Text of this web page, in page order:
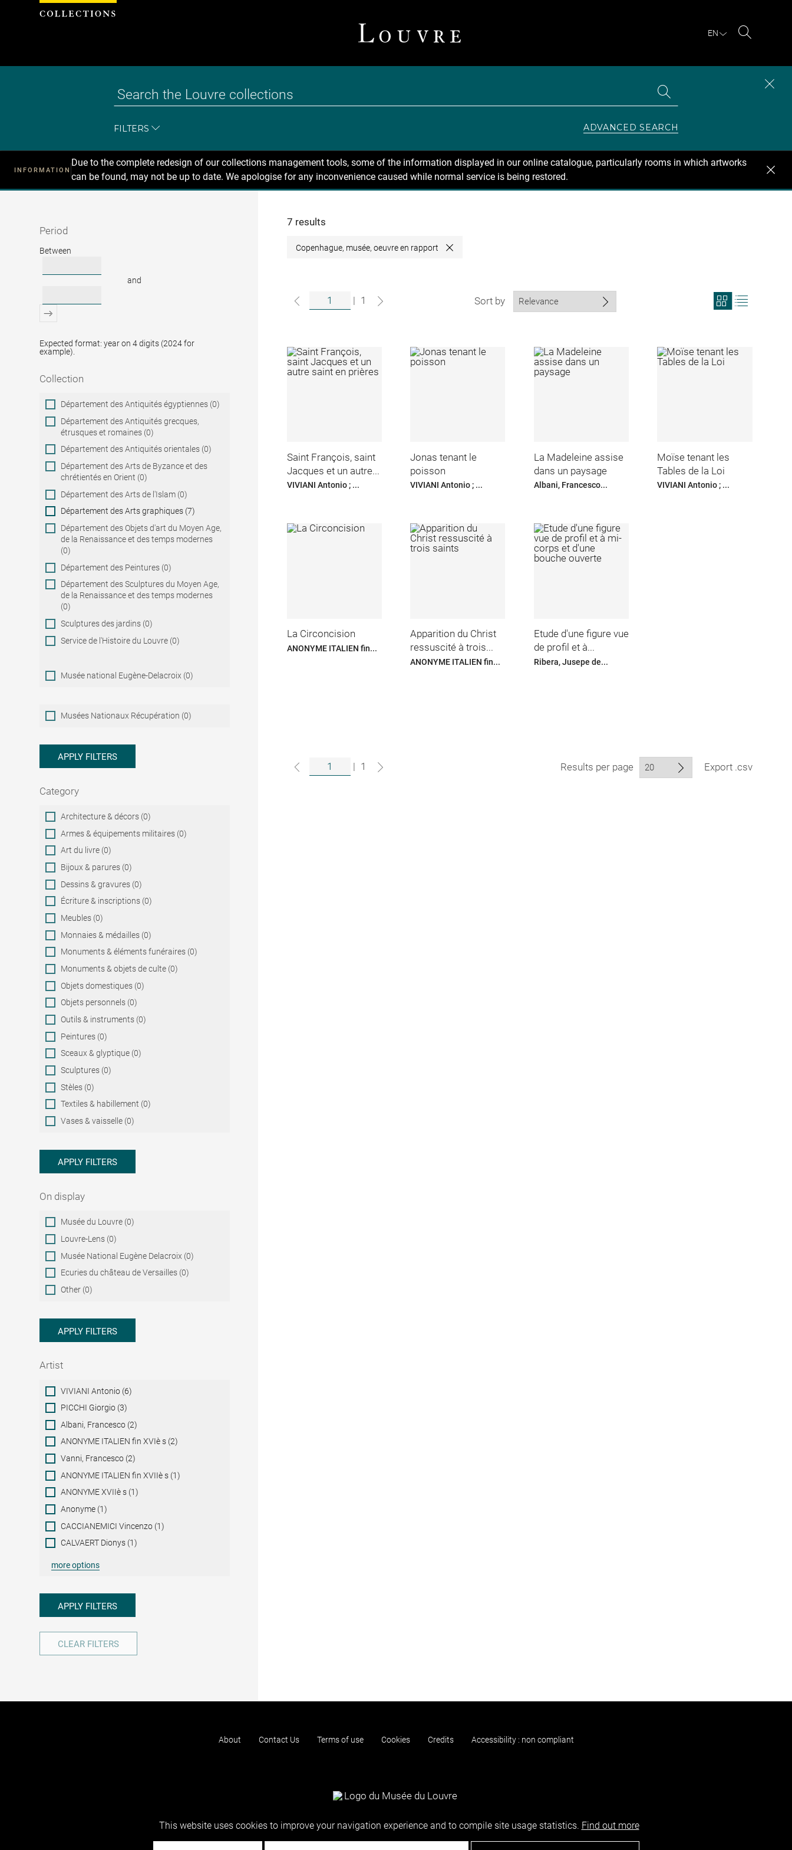
EN
FILTERS ADVANCED SEARCH
INFORMATION
Due to the complete redesign of our collections management tools, some of the information displayed in our online catalogue, particularly rooms in which artworks
can be found, may not be up to date. We apologise for any inconvenience caused while normal service is being restored.
Recherche
Period
Period
Between
and
Expected format: year on 4 digits (2024 for
example).
Collection
Collection
Département des Antiquités égyptiennes (0)
Département des Antiquités grecques,
étrusques et romaines (0)
Département des Antiquités orientales (0)
Département des Arts de Byzance et des
chrétientés en Orient (0)
Département des Arts de l'Islam (0)
Département des Arts graphiques (7)
Département des Objets d'art du Moyen Age,
de la Renaissance et des temps modernes
(0)
Département des Peintures (0)
Département des Sculptures du Moyen Age,
de la Renaissance et des temps modernes
(0)
Sculptures des jardins (0)
Service de l'Histoire du Louvre (0)
Musée national Eugène-Delacroix (0)
Musées
Nationaux
Musées Nationaux Récupération (0)
APPLY FILTERS
Category
Category
Architecture & décors (0)
Armes & équipements militaires (0)
Art du livre (0)
Bijoux & parures (0)
Dessins & gravures (0)
Écriture & inscriptions (0)
Meubles (0)
Monnaies & médailles (0)
Monuments & éléments funéraires (0)
Monuments & objets de culte (0)
Objets domestiques (0)
Objets personnels (0)
Outils & instruments (0)
Peintures (0)
Sceaux & glyptique (0)
Sculptures (0)
Stèles (0)
Textiles & habillement (0)
Vases & vaisselle (0)
APPLY FILTERS
On display
On
display
Musée du Louvre (0)
Louvre-Lens (0)
Musée National Eugène Delacroix (0)
Ecuries du château de Versailles (0)
Other (0)
APPLY FILTERS
Artist
ArtistVIVIANI Antonio (6)
PICCHI Giorgio (3)
Albani, Francesco (2)
ANONYME ITALIEN fin XVIè s (2)
Vanni, Francesco (2)
ANONYME ITALIEN fin XVIIè s (1)
ANONYME XVIIè s (1)
Anonyme (1)
CACCIANEMICI Vincenzo (1)
CALVAERT Dionys (1)
more options
APPLY FILTERS
CLEAR FILTERS
7 results
Copenhague, musée, oeuvre en rapport Close
| 1 Sort by
View
search
Saint François, saint
Jacques et un autre...
VIVIANI Antonio ; ...
Jonas tenant le
poisson
VIVIANI Antonio ; ...
La Madeleine assise
dans un paysage
Albani, Francesco...
Moïse tenant les
Tables de la Loi
VIVIANI Antonio ; ...
La Circoncision
ANONYME ITALIEN fin...
Apparition du Christ
ressuscité à trois...
ANONYME ITALIEN fin...
Etude d'une figure vue
de profil et à...
Ribera, Jusepe de...
| 1 Results per page Export .csv
About Contact Us Terms of use Cookies Credits Accessibility : non compliant
Cookies management panel
This website uses cookies to improve your navigation experience and to compile site usage statistics. Find out more